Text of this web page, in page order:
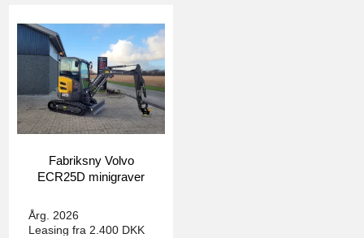
Fabriksny Volvo
ECR25D minigraver
Årg. 2026
Leasing fra 2.400 DKK